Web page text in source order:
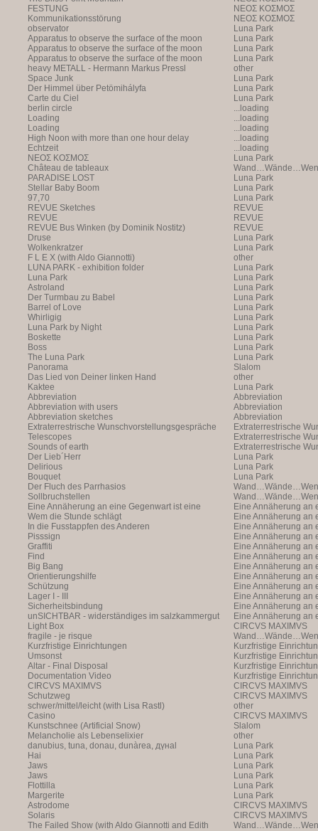
FESTUNG
NEOΣ KOΣMOΣ
Kommunikationsstörung
NEOΣ KOΣMOΣ
observator
Luna Park
Apparatus to observe the surface of the moon
Luna Park
Apparatus to observe the surface of the moon
Luna Park
Apparatus to observe the surface of the moon
Luna Park
heavy METALL - Hermann Markus Pressl
other
Space Junk
Luna Park
Der Himmel über Petömihályfa
Luna Park
Carte du Ciel
Luna Park
berlin circle
...loading
Loading
...loading
Loading
...loading
High Noon with more than one hour delay
...loading
Echtzeit
...loading
NEOΣ KOΣMOΣ
Luna Park
Château de tableaux
PARADISE LOST
Luna Park
Stellar Baby Boom
Luna Park
97,70
Luna Park
REVUE Sketches
REVUE
REVUE
REVUE
REVUE Bus Winken (by Dominik Nostitz)
REVUE
Druse
Luna Park
Wolkenkratzer
Luna Park
F L E X (with Aldo Giannotti)
other
LUNA PARK - exhibition folder
Luna Park
Luna Park
Luna Park
Astroland
Luna Park
Der Turmbau zu Babel
Luna Park
Barrel of Love
Luna Park
Whirligig
Luna Park
Luna Park by Night
Luna Park
Boskette
Luna Park
Boss
Luna Park
The Luna Park
Luna Park
Panorama
Slalom
Das Lied von Deiner linken Hand
other
Kaktee
Luna Park
Abbreviation
Abbreviation
Abbreviation with users
Abbreviation
Abbreviation sketches
Abbreviation
Extraterrestrische Wunschvorstellungsgespräche
Extraterrestrische
(with Markus Hofer)
Telescopes
Extraterrestrische
(with Markus Hofer)
Sounds of earth
Extraterrestrische
(with Markus Hofer)
Der Lieb´Herr
Luna Park
Delirious
Luna Park
Bouquet
Luna Park
Der Fluch des Parrhasios
Sollbruchstellen
Eine Annäherung an eine Gegenwart ist eine
Annäherung an eine Ann
Eine Annäherung an
Annäherung an eine
Vergangenheit ist
Wem die Stunde schlägt
Eine Annäherung an
Annäherung an eine
Vergangenheit ist
In die Fusstappfen des Anderen
Eine Annäherung an
Annäherung
Pisssign
Eine Annäherung an
Annäherung an eine
Vergangenheit ist
Graffiti
Eine Annäherung an
Annäherung an eine
Vergangenheit ist
Find
Eine Annäherung an
Annäherung an eine
Vergangenheit ist
Big Bang
Eine Annäherung an
Annäherung an eine
Vergangenheit ist
Orientierungshilfe
Eine Annäherung an
Annäherung an eine
Vergangenheit ist
Schützung
Eine Annäherung an
Annäherung an eine
Vergangenheit ist
Lager I - III
Eine Annäherung an
Annäherung an eine
Vergangenheit ist
Sicherheitsbindung
Eine Annäherung an
Annäherung an eine
Vergangenheit ist
unSICHTBAR - widerständiges im salzkammergut
Eine Annäherung an
Annäherung
Light Box
CIRCVS MAXIMVS
fragile - je risque
Kurzfristige Einrichtungen
Kurzfristige
Umsonst
Kurzfristige
Altar - Final Disposal
Kurzfristige
Documentation Video
Kurzfristige
CIRCVS MAXIMVS
CIRCVS MAXIMVS
Schutzweg
CIRCVS MAXIMVS
schwer/mittel/leicht (with Lisa Rastl)
other
Casino
CIRCVS MAXIMVS
Kunstschnee (Artificial Snow)
Slalom
Melancholie als Lebenselixier
other
danubius, tuna, donau, dunàrea, дүнаl
Luna Park
Hai
Luna Park
Jaws
Luna Park
Jaws
Luna Park
Flottilla
Luna Park
Margerite
Luna Park
Astrodome
CIRCVS MAXIMVS
Solaris
CIRCVS MAXIMVS
The Failed Show (with Aldo Giannotti and Edith